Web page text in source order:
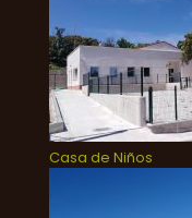
Casa de Niños